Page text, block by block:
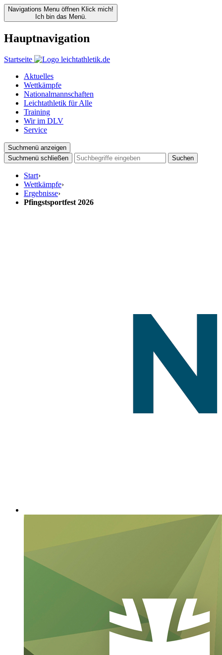
Navigations Menu öffnen Klick mich!
Ich bin das Menü.
Hauptnavigation
Startseite
Aktuelles
Wettkämpfe
Nationalmannschaften
Leichtathletik für Alle
Training
Wir im DLV
Service
Suchmenü anzeigen
Suchmenü schließen
Suchen
Start›
Wettkämpfe›
Ergebnisse›
Pfingstsportfest 2026